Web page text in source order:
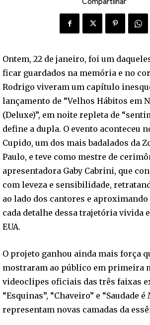
Ontem, 22 de janeiro, foi um
ficar guardados na memória e no
Rodrigo viveram um capítulo
lançamento de “Velhos Hábitos em
(Deluxe)”, em noite repleta de
define a dupla. O evento aconteceu
Cupido, um dos mais badalados da
Paulo, e teve como mestre de
apresentadora Gaby Cabrini, que
com leveza e sensibilidade,
ao lado dos cantores e
cada detalhe dessa trajetória vivida
EUA.
O projeto ganhou ainda mais força
mostraram ao público em primeira
videoclipes oficiais das três faixas
“Esquinas”, “Chaveiro” e “Saudade é
representam novas camadas da